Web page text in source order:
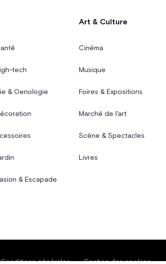
tech
& Oenologie
& Escapade
Art & Culture
Cinéma
Musique
Foires & Expositions
Marché de l'art
Scène & Spectacles
Livres
Conditions générales Gestion des cookies